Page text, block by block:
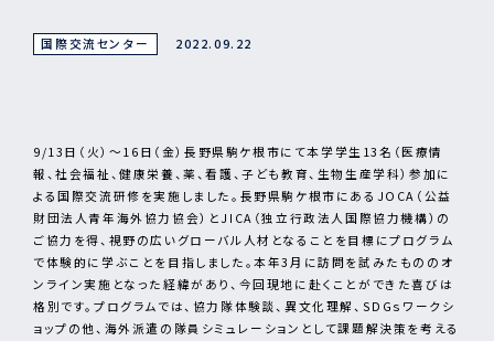
国際交流センター 2022.09.22
9/13日（火）～16日（金）長野県駒ケ根市にて本学学生13名（医療情
報、社会福祉、健康栄養、薬、看護、子ども教育、生物生産学科）参加に
よる国際交流研修を実施しました。長野県駒ケ根市にあるJOCA（公益
財団法人青年海外協力協会）とJICA（独立行政法人国際協力機構）の
ご協力を得、視野の広いグローバル人材となることを目標にプログラム
で体験的に学ぶことを目指しました。本年3月に訪問を試みたもののオ
ンライン実施となった経緯があり、今回現地に赴くことができた喜びは
格別です。プログラムでは、協力隊体験談、異文化理解、SDGｓワークシ
ョップの他、海外派遣の隊員シミュレーションとして課題解決策を考える